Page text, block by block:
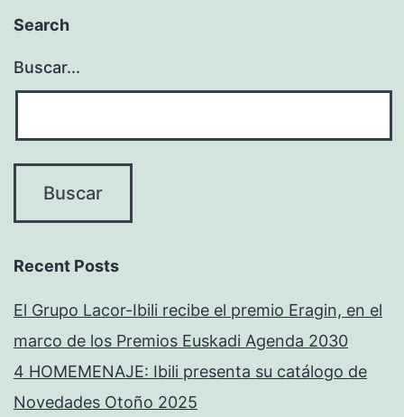
Search
Buscar...
Recent Posts
El Grupo Lacor-Ibili recibe el premio Eragin, en el
marco de los Premios Euskadi Agenda 2030
4 HOMEMENAJE: Ibili presenta su catálogo de
Novedades Otoño 2025